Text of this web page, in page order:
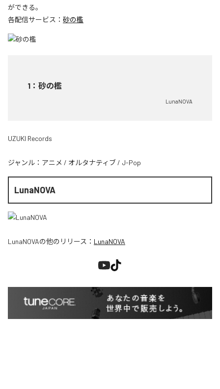
ができる。
各配信サービス： 砂の檻
1 ： 砂の檻
LunaNOVA
UZUKI Records
ジャンル： アニメ / オルタナティブ / J-Pop
LunaNOVA
LunaNOVAの他のリリース： LunaNOVA